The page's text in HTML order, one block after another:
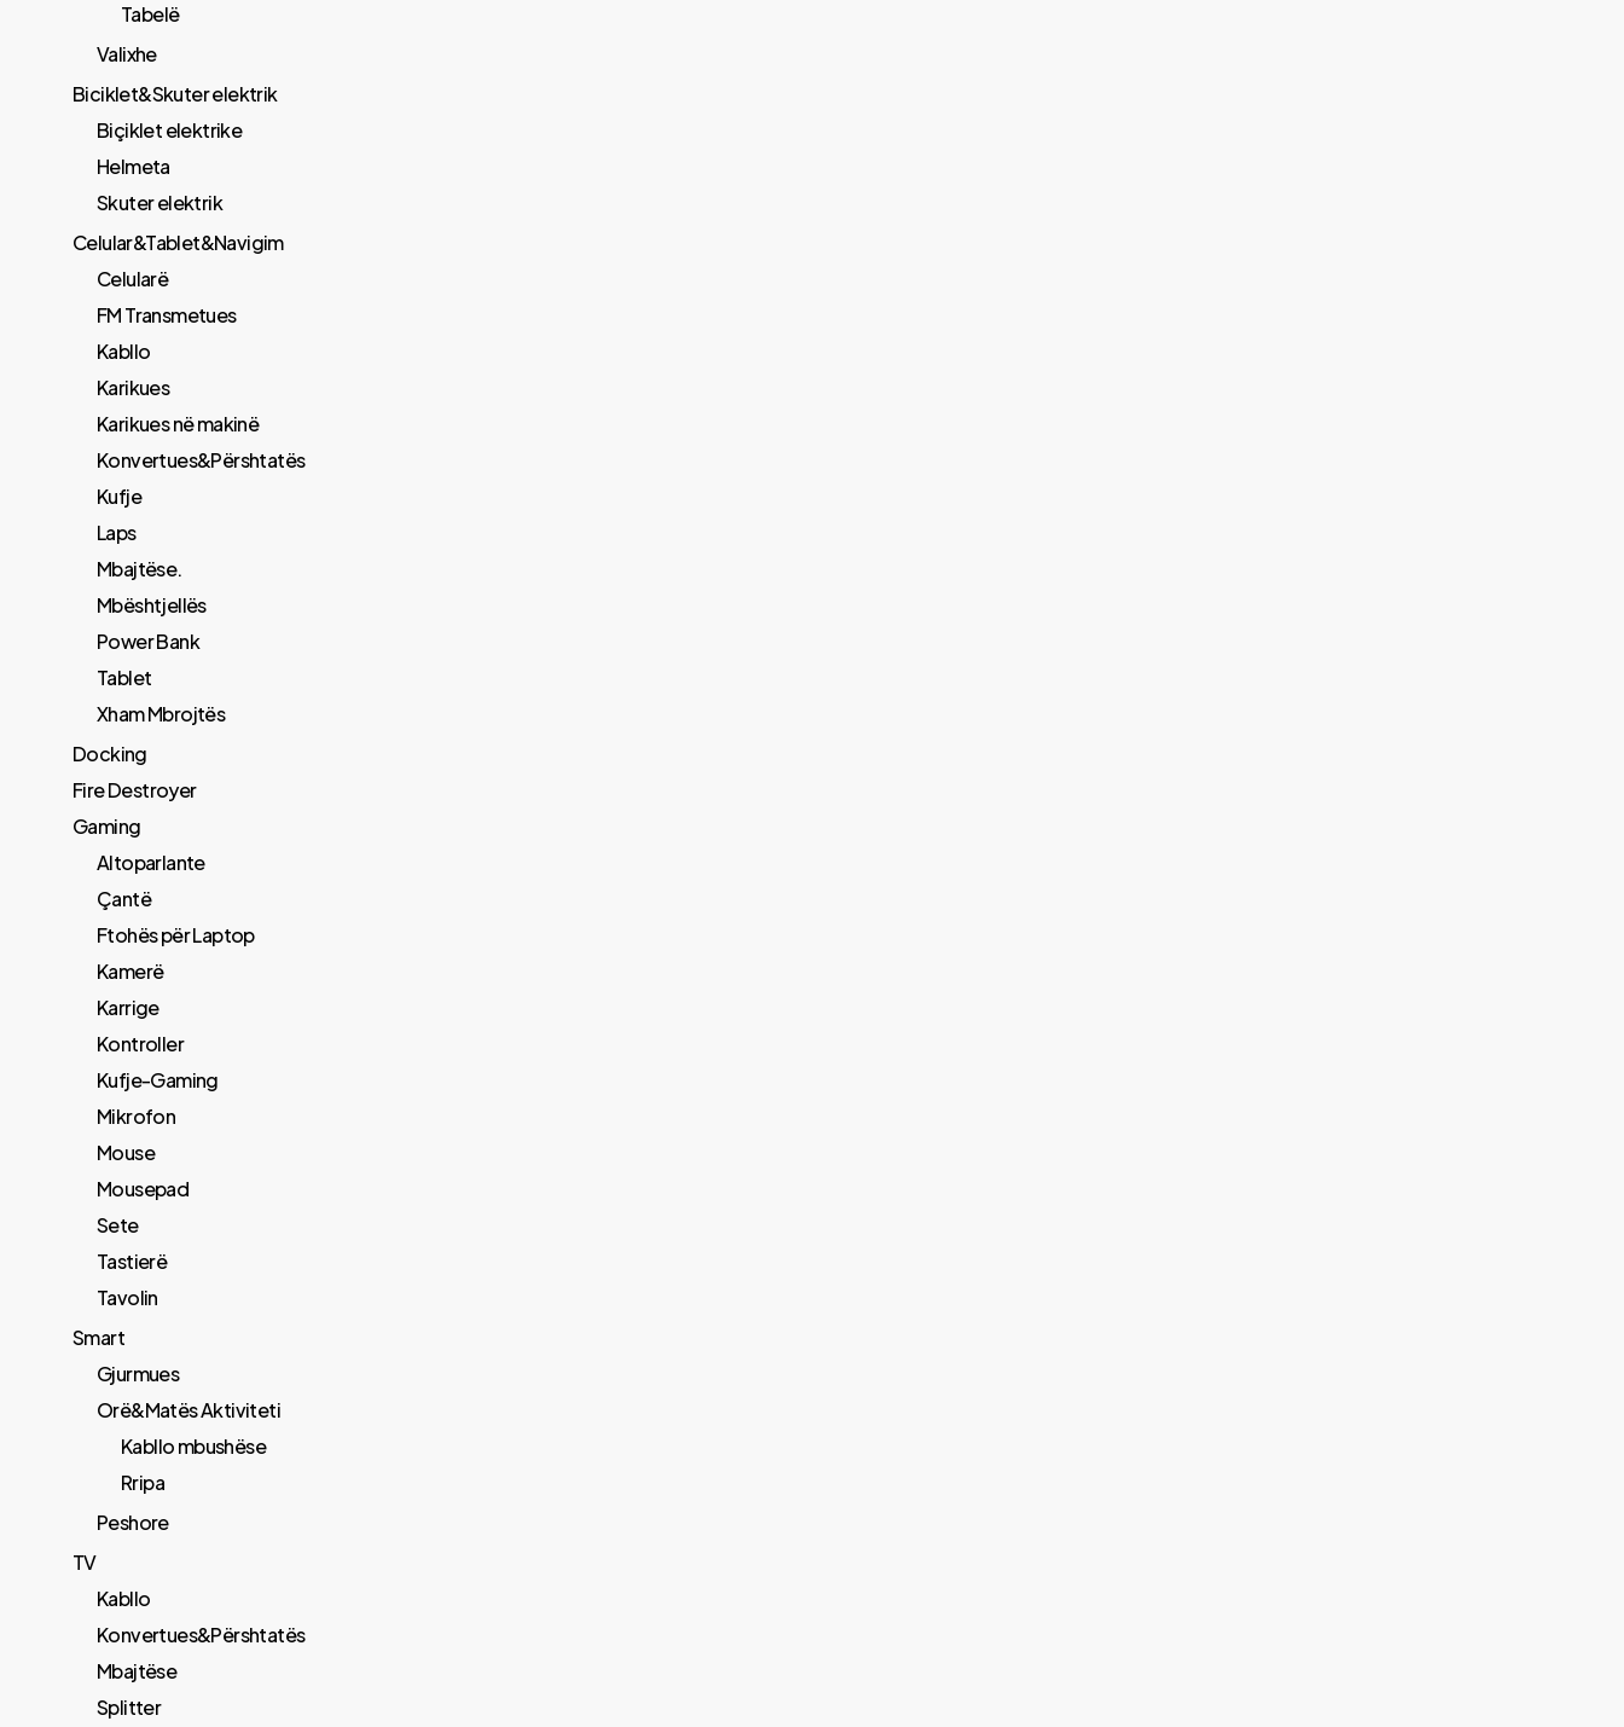
Tabelë
Valixhe
Biciklet&Skuter elektrik
Biçiklet elektrike
Helmeta
Skuter elektrik
Celular&Tablet&Navigim
Celularë
FM Transmetues
​Kabllo
Karikues
Karikues në makinë
Konvertues&Përshtatës
Kufje
Laps
Mbajtëse.
Mbështjellës
Power Bank
Tablet
Xham Mbrojtës
Docking
Fire Destroyer
Gaming
Altoparlante
Çantë
Ftohës për Laptop
Kamerë
Karrige
Kontroller
Kufje-Gaming
Mikrofon
Mouse
Mousepad
Sete
Tastierë
Tavolin
Smart
Gjurmues
Orë&Matës Aktiviteti
Kabllo mbushëse
Rripa
Peshore
TV
Kabllo
Konvertues&Përshtatës
Mbajtëse
Splitter